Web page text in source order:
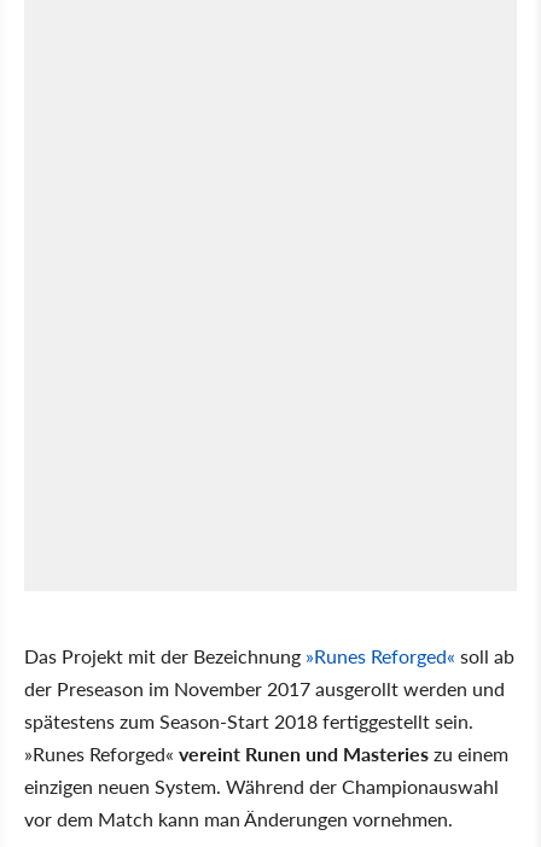
Das Projekt mit der Bezeichnung »Runes Reforged« soll ab
der Preseason im November 2017 ausgerollt werden und
spätestens zum Season-Start 2018 fertiggestellt sein.
»Runes Reforged« vereint Runen und Masterieszu einem
einzigen neuen System. Während der Championauswahl
vor dem Match kann man Änderungen vornehmen.